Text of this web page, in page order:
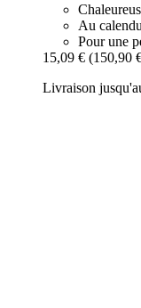
Au
Pour une
15,09 € (150,90
Livraison